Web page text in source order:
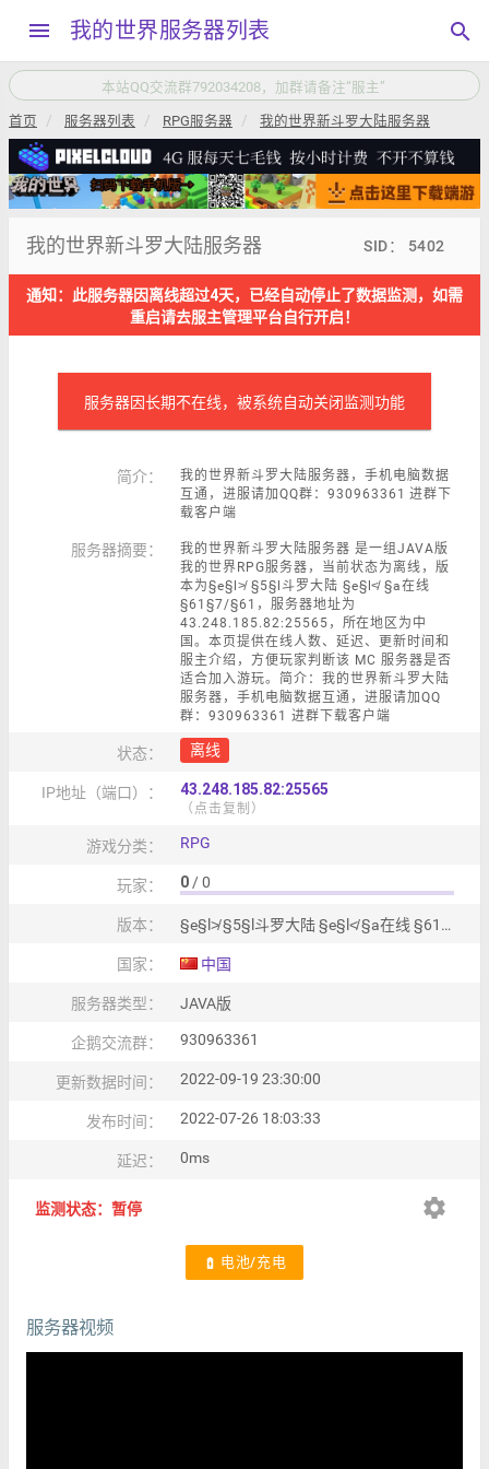
menu 我的世界服务器列表 search
站点已更新插件板块
首页 服务器列表 RPG服务器 我的世界新斗罗大陆服务器
我的世界新斗罗大陆服务器 SID： 5402
通知：此服务器因离线超过4天，已经自动停止了数据监测，如需
重启请去服主管理平台自行开启！
服务器因长期不在线，被系统自动关闭监测功能
简介：
我的世界新斗罗大陆服务器，手机电脑数据
互通，进服请加QQ群：930963361 进群下
载客户端
服务器摘要：
我的世界新斗罗大陆服务器 是一组JAVA版
我的世界RPG服务器，当前状态为离线，版
本为§e§l≯ §5§l斗罗大陆 §e§l≮ §a在线
§61§7/§61，服务器地址为
43.248.185.82:25565，所在地区为中
国。本页提供在线人数、延迟、更新时间和
服主介绍，方便玩家判断该 MC 服务器是否
适合加入游玩。简介：我的世界新斗罗大陆
服务器，手机电脑数据互通，进服请加QQ
群：930963361 进群下载客户端
状态： 离线
IP地址（端口）： 43.248.185.82:25565
（点击复制）
游戏分类： RPG
玩家： 0 / 0
版本： §e§l≯ §5§l斗罗大陆 §e§l≮ §a在线 §61§7/§61
国家： 中国
服务器类型： JAVA版
企鹅交流群： 930963361
更新数据时间： 2022-09-19 23:30:00
发布时间： 2022-07-26 18:03:33
延迟： 0ms
监测状态：暂停 settings
battery_charging_full 电池/充电
服务器视频